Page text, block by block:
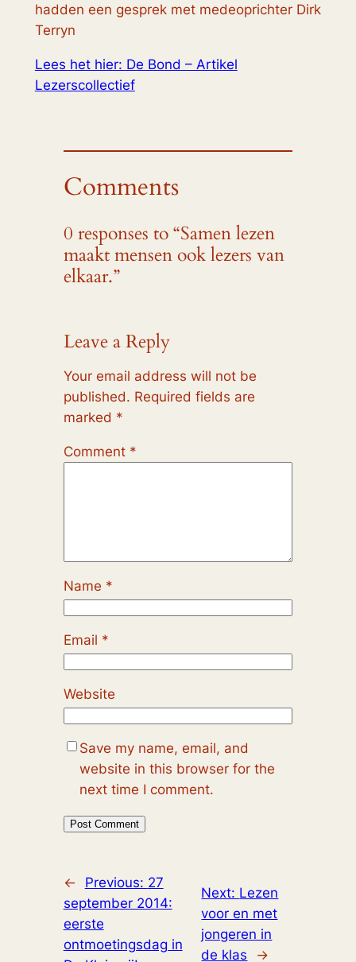
hadden een gesprek met medeoprichter Dirk
Terryn
Lees het hier: De Bond – Artikel
Lezerscollectief
Comments
0 responses to “Samen lezen
maakt mensen ook lezers van
elkaar.”
Leave a Reply
Your email address will not be
published. Required fields are
marked *
Comment *
Name *
Email *
Website
Save my name, email, and
website in this browser for the
next time I comment.
← Previous: 27
september 2014:
eerste
ontmoetingsdag in
Next: Lezen
voor en met
jongeren in
de klas
→